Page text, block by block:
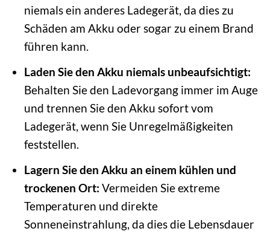
niemals ein anderes Ladegerät, da dies zu
Schäden am Akku oder sogar zu einem Brand
führen kann.
Laden Sie den Akku niemals unbeaufsichtigt:
Behalten Sie den Ladevorgang immer im Auge
und trennen Sie den Akku sofort vom
Ladegerät, wenn Sie Unregelmäßigkeiten
feststellen.
Lagern Sie den Akku an einem kühlen und
trockenen Ort: Vermeiden Sie extreme
Temperaturen und direkte
Sonneneinstrahlung, da dies die Lebensdauer